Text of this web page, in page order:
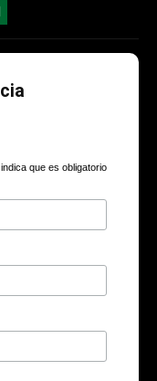
indica que es obligatorio